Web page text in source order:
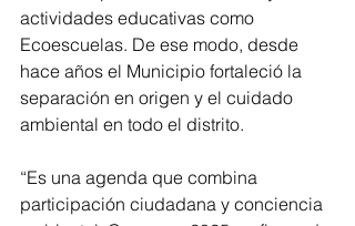
actividades educativas como
Ecoescuelas. De ese modo, desde
hace años el Municipio fortaleció la
separación en origen y el cuidado
ambiental en todo el distrito.
“Es una agenda que combina
participación ciudadana y conciencia